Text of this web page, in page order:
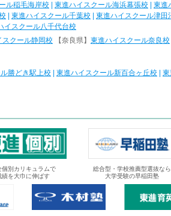
ル稲毛海岸校 東進ハイスクール海浜幕張校 東進
東進ハイスクール千葉校 東進ハイスクール津田
イスクール八千代台校
スクール静岡校 【奈良県】 東進ハイスクール奈良校
勝どき駅上校 東進ハイスクール新百合ヶ丘校
個別カリキュラムで
績を大巾に伸ばす
総合型・学校推薦型選抜なら
大学受験の早稲田塾